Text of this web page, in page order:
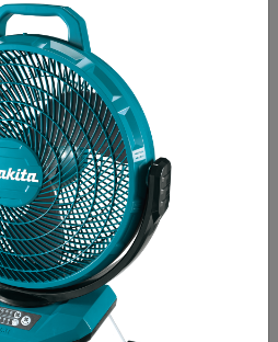
Gépek
Mérőműszerek
gmc 600-15 0601077601